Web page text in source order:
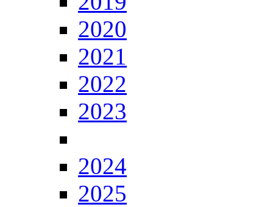
2020
2021
2022
2023
2024
2025